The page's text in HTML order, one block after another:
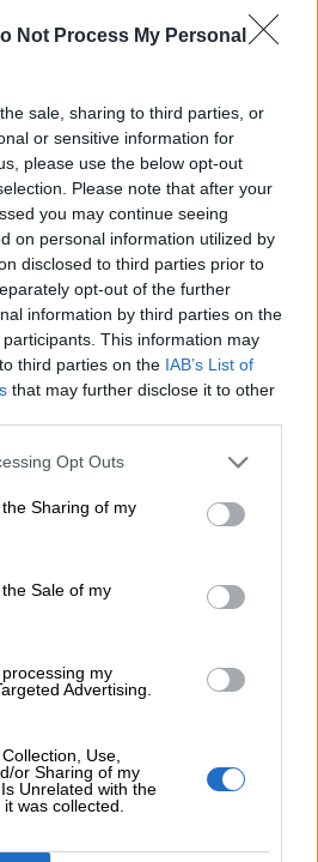
Not Process My Personal
sale, sharing to third parties, or
or sensitive information for
please use the below opt-out
Please note that after your
you may continue seeing
on personal information utilized by
disclosed to third parties prior to
opt-out of the further
information by third parties on the
participants. This information may
third parties on the IAB’s List of
that may further disclose it to other
Opt Outs
Sharing of my
Sale of my
my
Advertising.
Use,
or Sharing of my
Unrelated with the
was collected.
cui abbiamo parlato in un
che si chiama “calmo e
(ma può bastare della
è stato sviluppato
in classe, veniva proposto
di pausa, ascoltando il
con netti miglioramenti
tanto che la sua
nazionale è stata molto
esperti di campane
ballare. Insieme.